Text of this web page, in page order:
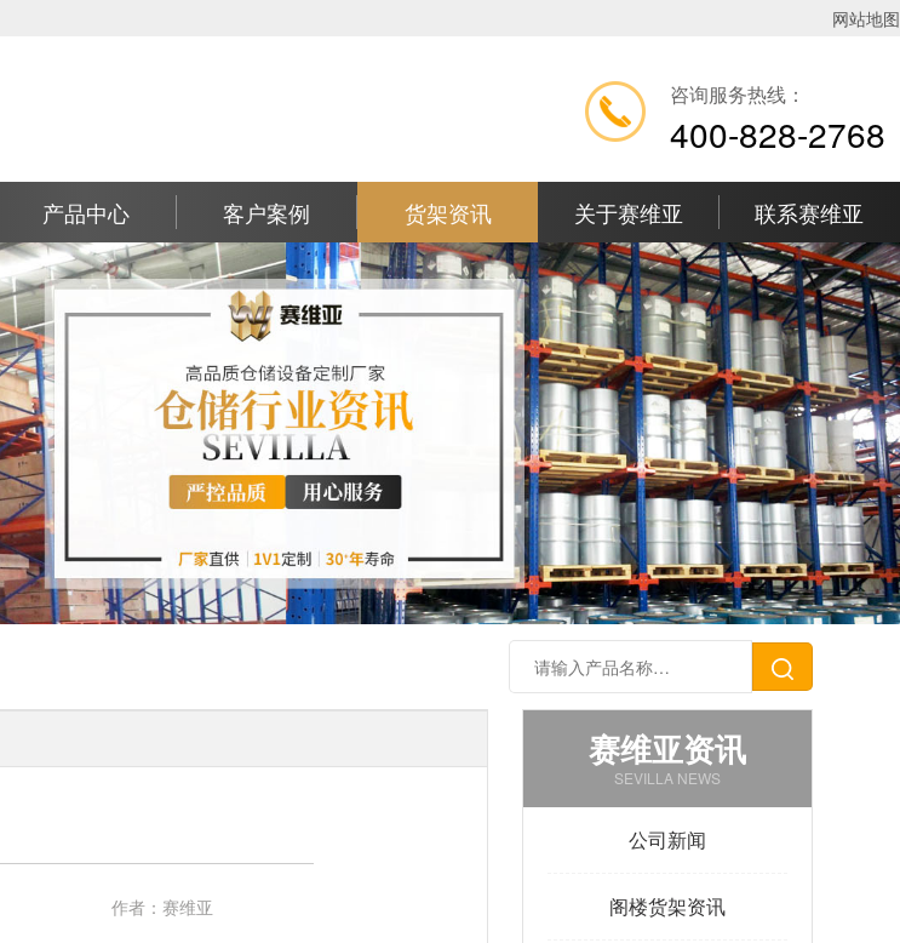
网站地图
咨询服务热线：
400-828-2768
产品中心 客户案例 货架资讯 关于赛维亚 联系赛维亚
作者： 赛维亚
赛维亚资讯
SEVILLA NEWS
公司新闻
阁楼货架资讯